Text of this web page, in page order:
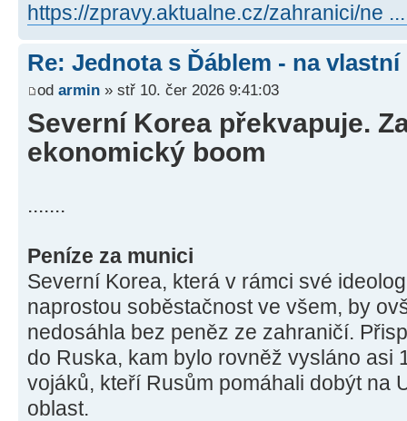
https://zpravy.aktualne.cz/zahranici/ne
Re: Jednota s Ďáblem - na
od armin » stř 10. čer 2026 9:41:03
Severní Korea překvapuje.
ekonomický boom
.......
Peníze za munici
Severní Korea, která v rámci své
naprostou soběstačnost ve všem, by
nedosáhla bez peněz ze zahraničí.
do Ruska, kam bylo rovněž vysláno asi
vojáků, kteří Rusům pomáhali dobýt na
oblast.